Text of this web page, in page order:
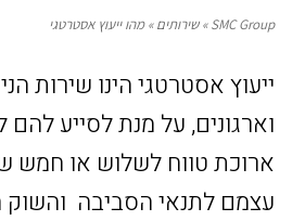
SMC Group
»שירותים»מהו ייעוץ אסטרטגי
ייעוץ אסטרטגי הינו שירות
וארגונים, על מנת לסייע להם
ארוכת טווח לשלוש או חמש
עצמם לתנאי הסביבה